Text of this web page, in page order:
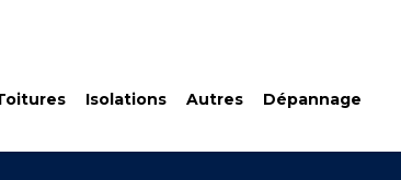
Isolations Autres Dépannage